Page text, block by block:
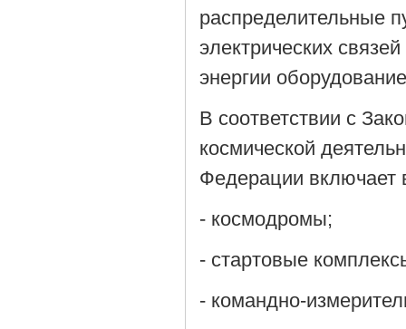
распределительные
электрических
энергии
В соответствии с
космической
Федерации включает
- космодромы;
- стартовые
- командно-